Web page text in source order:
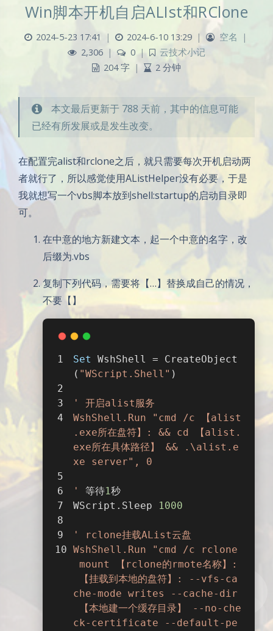
Win脚本开机自启ALIst和RClone
2024-5-23 17:41 | 2024-6-10 13:29 | 空名
|
2,306 | 0 |
云技术小记
204 字 | 2 分钟
本文最后更新于 788 天前，其中的信息可能
已经有所发展或是发生改变。
在配置完alist和rclone之后，就只需要每次开机启动两
者就行了，所以感觉使用AListHelper没有必要，于是
我就想写一个vbs脚本放到shell:startup的启动目录即
可。
在中意的地方新建文本，起一个中意的名字，改
后缀为.vbs
复制下列代码，需要将【…】替换成自己的情况，
不要【】
Set
WshShell = CreateObject
( "WScript.Shell" )
' 开启alist服务
WshShell.Run "cmd /c 【alist
.exe所在盘符】: && cd 【alist.
exe所在具体路径】 && .\alist.e
xe server", 0
' 等待1 秒
WScript.Sleep
1000
' rclone挂载AList云盘
WshShell.Run "cmd /c rclone
mount 【rclone的rmote名称】:
【挂载到本地的盘符】: --vfs-ca
che-mode writes --cache-dir
【本地建一个缓存目录】 --no-che
ck-certificate --default-pe